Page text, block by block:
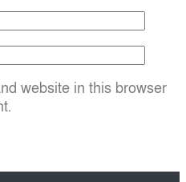
website in this browser